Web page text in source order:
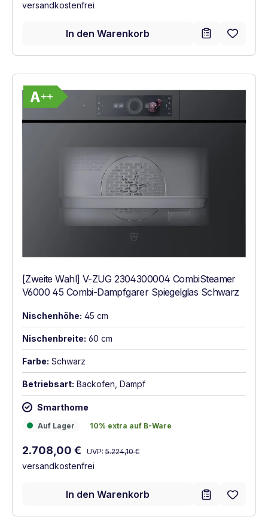
versandkostenfrei
In den Warenkorb
Energieklasse A++. Höchste bis
[Zweite Wahl] V-ZUG 2304300004 CombiSteamer
V6000 45 Combi-Dampfgarer Spiegelglas Schwarz
Nischenhöhe: 45 cm
Nischenbreite: 60 cm
Farbe: Schwarz
Betriebsart: Backofen, Dampf
Smarthome
Auf Lager
Auf Lager 10% extra auf B-Ware
10% extra auf B-Ware
Verkaufspreis:
2.708,00 € Regulärer Preis:
UVP: 5.224,10 €
versandkostenfrei
In den Warenkorb